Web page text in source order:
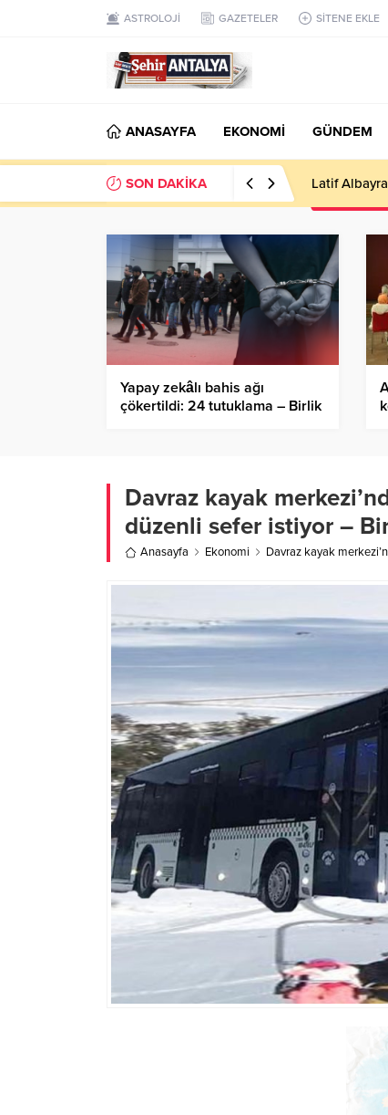
ASTROLOJİ GAZETELER SİTENE EKLE
ANASAYFA EKONOMİ GÜNDEM
SON DAKİKA Latif
Yapay zekâlı bahis ağı
çökertildi: 24 tutuklama – Birlik
Davraz kayak
düzenli sefer istiyor –
Anasayfa Ekonomi Davraz kayak